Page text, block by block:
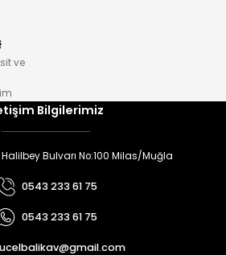
ve
Bilgilerimiz
Bulvarı No:100 Milas/Muğla
0543 233 61 75
0543 233 61 75